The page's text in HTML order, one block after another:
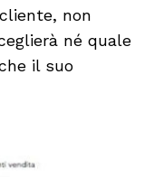
non
né quale
il suo